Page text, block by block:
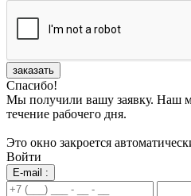
заказать
Спасибо!
Мы получили вашу заявку. Наш
течение рабочего дня.
Это окно закроется
Войти
E-mail :